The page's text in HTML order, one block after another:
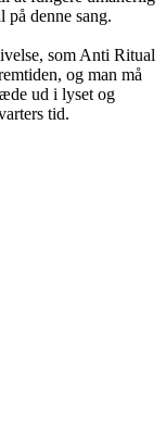
denne sang.
som Anti Ritual
og man må
ud i lyset og
tid.